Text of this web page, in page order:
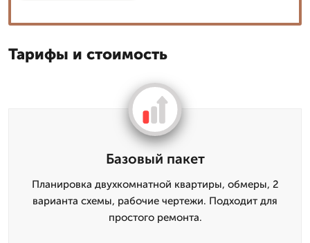
Тарифы и стоимость
Базовый пакет
Планировка двухкомнатной квартиры, обмеры, 2
варианта схемы, рабочие чертежи. Подходит для
простого ремонта.